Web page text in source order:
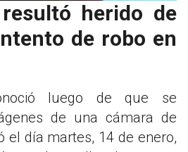
herido de
de robo en
luego de que se
de una cámara de
el día martes, 14 de enero,